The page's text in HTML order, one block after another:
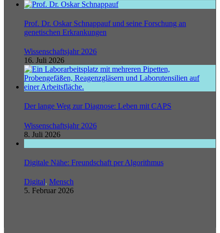
Prof. Dr. Oskar Schnappauf und seine Forschung an
genetischen Erkrankungen
Wissenschaftsjahr 2026
16. Juli 2026
Der lange Weg zur Diagnose: Leben mit CAPS
Wissenschaftsjahr 2026
8. Juli 2026
Digitale Nähe: Freundschaft per Algorithmus
Digital, Mensch
5. Februar 2026